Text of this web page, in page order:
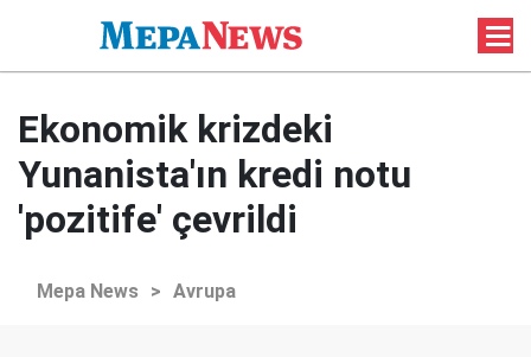
Ekonomik krizdeki
Yunanista'ın kredi notu
'pozitife' çevrildi
Mepa News > Avrupa